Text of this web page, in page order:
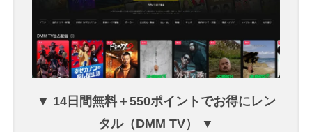
▼ 14日間無料＋550ポイントでお得にレン
タル（DMM TV） ▼